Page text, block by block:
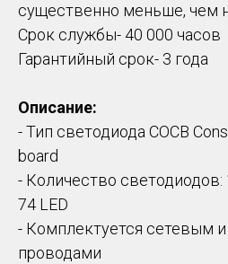
существенно меньше, чем
Срок службы- 40 000 часов
Гарантийный срок- 3 года
Описание:
- Тип светодиода COCB
board
- Количество светодиодов:
74 LED
- Комплектуется сетевым
проводами